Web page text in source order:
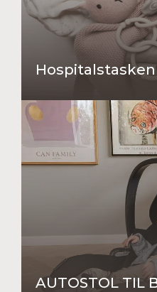
Hospitalstasken
AUTOSTOL TIL